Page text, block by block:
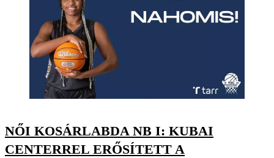
NŐI KOSÁRLABDA NB I: KUBAI
CENTERREL ERŐSÍTETT A